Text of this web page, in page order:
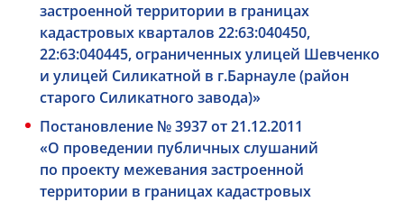
застроенной территории в границах
кадастровых кварталов 22:63:040450,
22:63:040445, ограниченных улицей Шевченко
и улицей Силикатной в г.Барнауле (район
старого Силикатного завода)»
Постановление № 3937 от 21.12.2011
«О проведении публичных слушаний
по проекту межевания застроенной
территории в границах кадастровых